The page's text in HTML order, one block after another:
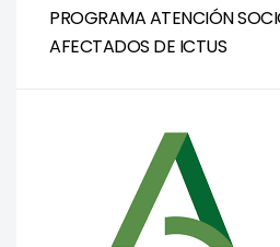
PROGRAMA ATENCIÓN
AFECTADOS DE ICTUS